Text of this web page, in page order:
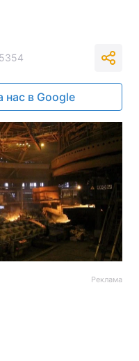
нас в Google
Реклама